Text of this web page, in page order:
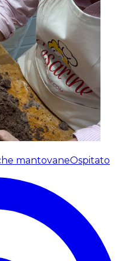
mantovaneOspitato